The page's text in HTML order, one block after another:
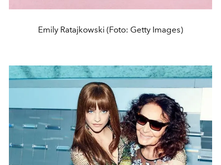
Emily Ratajkowski (Foto: Getty Images)